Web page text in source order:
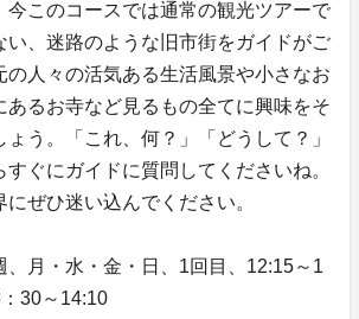
今このコースでは通常の観光ツアーで
い、迷路のような旧市街をガイドがご
の人々の活気ある生活風景や小さなお
あるお寺など見るもの全てに興味をそ
う。「これ、何？」「どうして？」
すぐにガイドに質問してくださいね。
ぜひ迷い込んでください。
、月・水・金・日、1回目、12:15～1
30～14:10